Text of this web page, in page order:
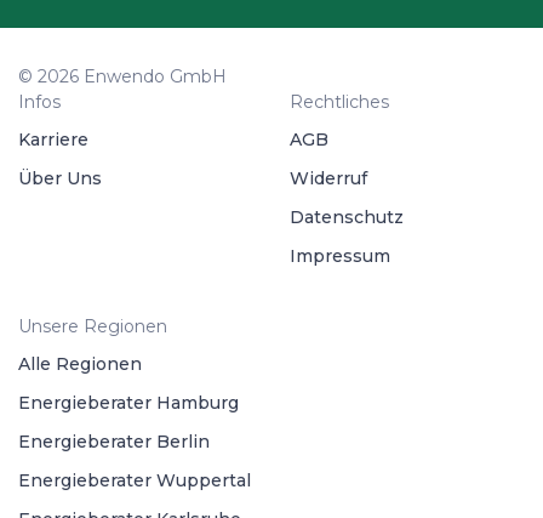
© 2026 Enwendo GmbH
Infos
Karriere
Über Uns
Rechtliches
AGB
Widerruf
Datenschutz
Impressum
Unsere Regionen
Alle Regionen
Energieberater Hamburg
Energieberater Berlin
Energieberater Wuppertal